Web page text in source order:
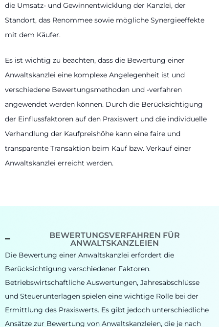
die Umsatz- und Gewinnentwicklung der Kanzlei, der
Standort, das Renommee sowie mögliche Synergieeffekte
mit dem Käufer.
Es ist wichtig zu beachten, dass die Bewertung einer
Anwaltskanzlei eine komplexe Angelegenheit ist und
verschiedene Bewertungsmethoden und -verfahren
angewendet werden können. Durch die Berücksichtigung
der Einflussfaktoren auf den Praxiswert und die individuelle
Verhandlung der Kaufpreishöhe kann eine faire und
transparente Transaktion beim Kauf bzw. Verkauf einer
Anwaltskanzlei erreicht werden.
BEWERTUNGSVERFAHREN FÜR
ANWALTSKANZLEIEN
Die Bewertung einer Anwaltskanzlei erfordert die
Berücksichtigung verschiedener Faktoren.
Betriebswirtschaftliche Auswertungen, Jahresabschlüsse
und Steuerunterlagen spielen eine wichtige Rolle bei der
Ermittlung des Praxiswerts. Es gibt jedoch unterschiedliche
Ansätze zur Bewertung von Anwaltskanzleien, die je nach